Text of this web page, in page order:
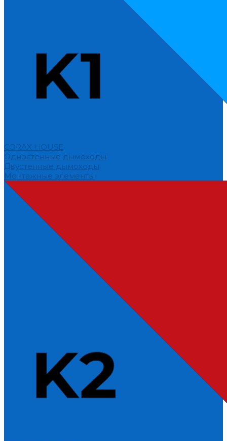
CORAX HOUSE
Одностенные дымоходы
Двустенные дымоходы
Монтажные элементы